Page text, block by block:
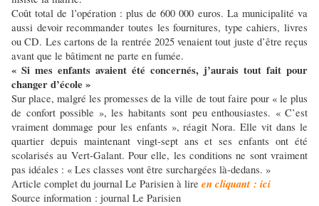
Coût total de l’opération : plus de 600 000 euros. La municipalité va
aussi devoir recommander toutes les fournitures, type cahiers, livres
ou CD. Les cartons de la rentrée 2025 venaient tout juste d’être reçus
avant que le bâtiment ne parte en fumée.
« Si mes enfants avaient été concernés, j’aurais tout fait pour
changer d’école »
Sur place, malgré les promesses de la ville de tout faire pour « le plus
de confort possible », les habitants sont peu enthousiastes. « C’est
vraiment dommage pour les enfants », réagit Nora. Elle vit dans le
quartier depuis maintenant vingt-sept ans et ses enfants ont été
scolarisés au Vert-Galant. Pour elle, les conditions ne sont vraiment
pas idéales : « Les classes vont être surchargées là-dedans. »
Article complet du journal Le Parisien à lire en cliquant : ici
Source information : journal Le Parisien